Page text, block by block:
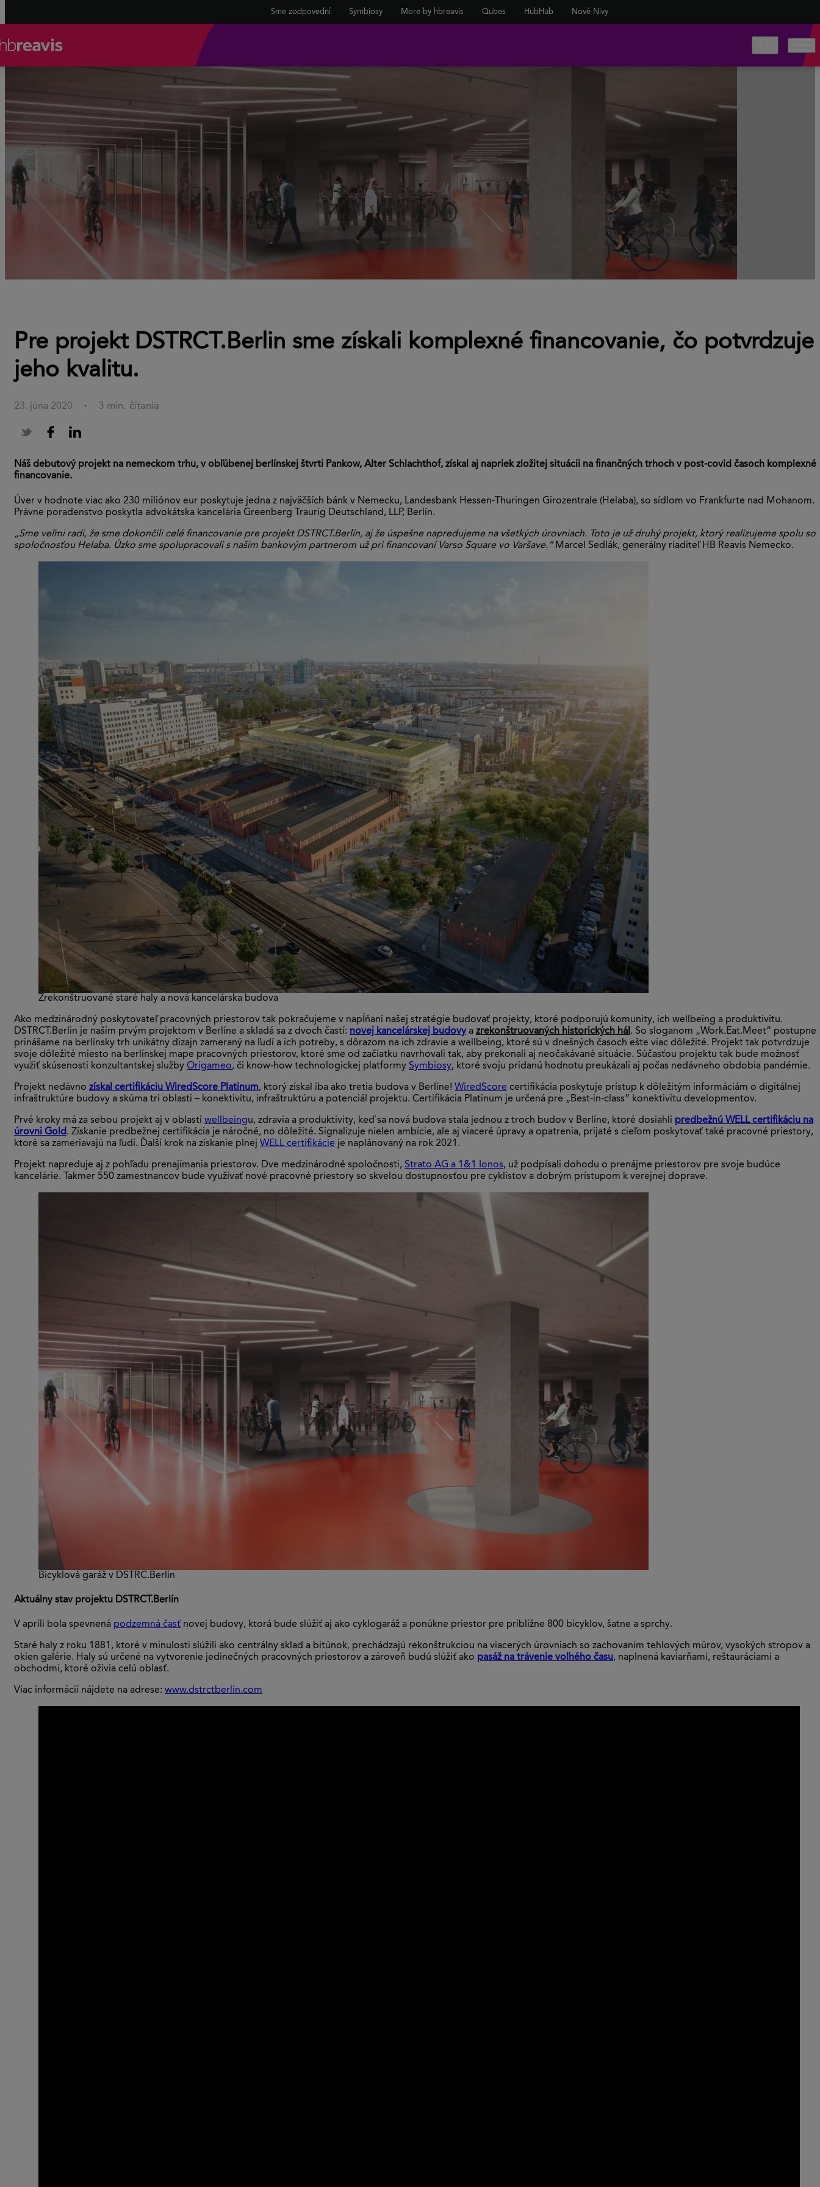
Sme zodpovední Symbiosy More by hbreavis Qubes HubHub Nové Nivy
Pre projekt DSTRCT.Berlin sme získali komplexné financovanie, čo potvrdzuje
jeho kvalitu.
23. júna 2020 · 3 min. čítania
Náš debutový projekt na nemeckom trhu, v obľúbenej berlínskej štvrti Pankow, Alter Schlachthof, získal aj napriek zložitej situácii na finančných trhoch v post-covid časoch komplexné
financovanie.
Úver v hodnote viac ako 230 miliónov eur poskytuje jedna z najväčších bánk v Nemecku, Landesbank Hessen-Thuringen Girozentrale (Helaba), so sídlom vo Frankfurte nad Mohanom.
Právne poradenstvo poskytla advokátska kancelária Greenberg Traurig Deutschland, LLP, Berlín.
„Sme veľmi radi, že sme dokončili celé financovanie pre projekt DSTRCT.Berlín, aj že úspešne napredujeme na všetkých úrovniach. Toto je už druhý projekt, ktorý realizujeme spolu so
spoločnosťou Helaba. Úzko sme spolupracovali s našim bankovým partnerom už pri financovaní Varso Square vo Varšave.“ Marcel Sedlák, generálny riaditeľ HB Reavis Nemecko.
Zrekonštruované staré haly a nová kancelárska budova
Ako medzinárodný poskytovateľ pracovných priestorov tak pokračujeme v napĺňaní našej stratégie budovať projekty, ktoré podporujú komunity, ich wellbeing a produktivitu.
DSTRCT.Berlin je našim prvým projektom v Berlíne a skladá sa z dvoch častí: novej kancelárskej budovy a zrekonštruovaných historických hál . So sloganom „Work.Eat.Meet“ postupne
prinášame na berlínsky trh unikátny dizajn zameraný na ľudí a ich potreby, s dôrazom na ich zdravie a wellbeing, ktoré sú v dnešných časoch ešte viac dôležité. Projekt tak potvrdzuje
svoje dôležité miesto na berlínskej mape pracovných priestorov, ktoré sme od začiatku navrhovali tak, aby prekonali aj neočakávané situácie. Súčasťou projektu tak bude možnosť
využiť skúsenosti konzultantskej služby Origameo, či know-how technologickej platformy Symbiosy, ktoré svoju pridanú hodnotu preukázali aj počas nedávneho obdobia pandémie.
Projekt nedávno získal certifikáciu WiredScore Platinum, ktorý získal iba ako tretia budova v Berlíne! WiredScore certifikácia poskytuje prístup k dôležitým informáciám o digitálnej
infraštruktúre budovy a skúma tri oblasti – konektivitu, infraštruktúru a potenciál projektu. Certifikácia Platinum je určená pre „Best-in-class“ konektivitu developmentov.
Prvé kroky má za sebou projekt aj v oblasti wellbeingu, zdravia a produktivity, keď sa nová budova stala jednou z troch budov v Berlíne, ktoré dosiahli predbežnú WELL certifikáciu na
úrovni Gold. Získanie predbežnej certifikácia je náročné, no dôležité. Signalizuje nielen ambície, ale aj viaceré úpravy a opatrenia, prijaté s cieľom poskytovať také pracovné priestory,
ktoré sa zameriavajú na ľudí. Ďalší krok na získanie plnej WELL certifikácie je naplánovaný na rok 2021.
Projekt napreduje aj z pohľadu prenajímania priestorov. Dve medzinárodné spoločnosti, Strato AG a 1&1 Ionos, už podpísali dohodu o prenájme priestorov pre svoje budúce
kancelárie. Takmer 550 zamestnancov bude využívať nové pracovné priestory so skvelou dostupnosťou pre cyklistov a dobrým prístupom k verejnej doprave.
Bicyklová garáž v DSTRC.Berlin
Aktuálny stav projektu DSTRCT.Berlín
V apríli bola spevnená podzemná časť novej budovy, ktorá bude slúžiť aj ako cyklogaráž a ponúkne priestor pre približne 800 bicyklov, šatne a sprchy.
Staré haly z roku 1881, ktoré v minulosti slúžili ako centrálny sklad a bitúnok, prechádzajú rekonštrukciou na viacerých úrovniach so zachovaním tehlových múrov, vysokých stropov a
okien galérie. Haly sú určené na vytvorenie jedinečných pracovných priestorov a zároveň budú slúžiť ako pasáž na trávenie voľného času, naplnená kaviarňami, reštauráciami a
obchodmi, ktoré oživia celú oblasť.
Viac informácií nájdete na adrese: www.dstrctberlin.com